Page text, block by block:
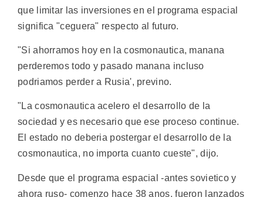
que limitar las inversiones en el programa espacial
significa "ceguera" respecto al futuro.
"Si ahorramos hoy en la cosmonautica, manana
perderemos todo y pasado manana incluso
podriamos perder a Rusia', previno.
"La cosmonautica acelero el desarrollo de la
sociedad y es necesario que ese proceso continue.
El estado no deberia postergar el desarrollo de la
cosmonautica, no importa cuanto cueste", dijo.
Desde que el programa espacial -antes sovietico y
ahora ruso- comenzo hace 38 anos, fueron lanzados